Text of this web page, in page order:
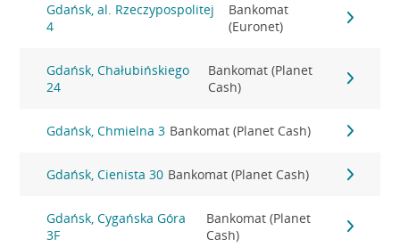
Gdańsk, al. Rzeczypospolitej
4
Bankomat
(Euronet)
Gdańsk, Chałubińskiego
24
Bankomat (Planet
Cash)
Gdańsk, Chmielna 3 Bankomat (Planet Cash)
Gdańsk, Cienista 30 Bankomat (Planet Cash)
Gdańsk, Cygańska Góra
3F
Bankomat (Planet
Cash)